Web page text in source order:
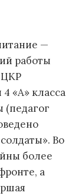
—
работы
ЦКР
«А» класса
Во
более
а